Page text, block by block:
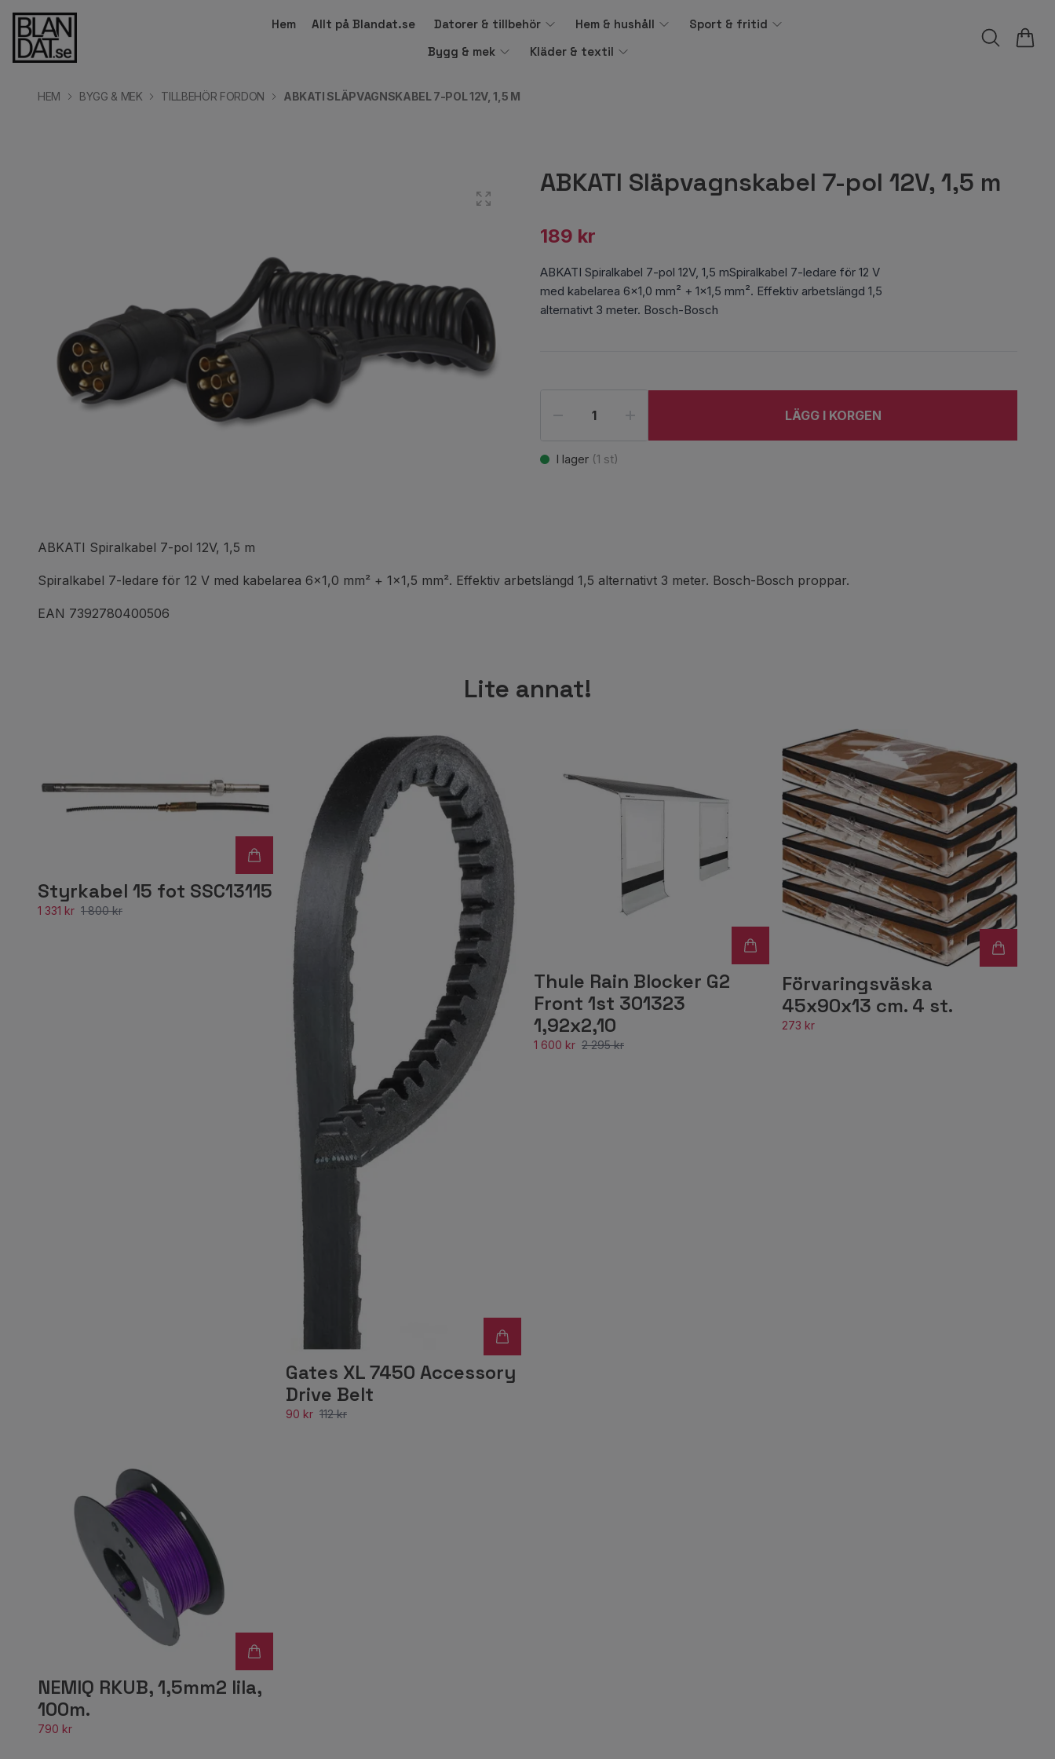
Hem Allt på Blandat.se Datorer & tillbehör Hem & hushåll
Sport & fritid
Bygg & mek
Kläder & textil
HEM BYGG & MEK TILLBEHÖR FORDON ABKATI SLÄPVAGNSKABEL 7-POL 12V, 1,5 M
ABKATI Släpvagnskabel 7-pol 12V, 1,5 m
189 kr
ABKATI Spiralkabel 7-pol 12V, 1,5 mSpiralkabel 7-ledare för 12 V
med kabelarea 6x1,0 mm² + 1x1,5 mm². Effektiv arbetslängd 1,5
alternativt 3 meter. Bosch-Bosch
LÄGG I KORGEN
I lager (1 st)
ABKATI Spiralkabel 7-pol 12V, 1,5 m
Spiralkabel 7-ledare för 12 V med kabelarea 6x1,0 mm² + 1x1,5 mm². Effektiv arbetslängd 1,5 alternativt 3 meter. Bosch-Bosch proppar.
EAN 7392780400506
Lite annat!
Styrkabel 15 fot SSC13115
1 331 kr 1 800 kr
Gates XL 7450 Accessory
Drive Belt
90 kr 112 kr
Thule Rain Blocker G2
Front 1st 301323
1,92x2,10
1 600 kr 2 295 kr
Förvaringsväska
45x90x13 cm. 4 st.
273 kr
NEMIQ RKUB, 1,5mm2 lila,
100m.
790 kr